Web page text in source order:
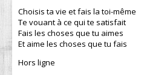
Choisis ta vie et fais la toi-même
Te vouant à ce qui te satisfait
Fais les choses que tu aimes
Et aime les choses que tu fais
Hors ligne